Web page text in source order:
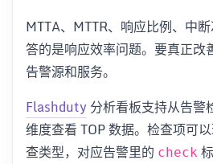
MTTA、MTTR、响应比例、中
答的是响应效率问题。要真正改
告警源和服务。
Flashduty 分析看板支持从告警
维度查看 TOP 数据。检查项可
查类型，对应告警里的 check